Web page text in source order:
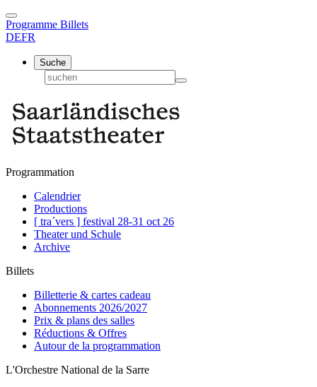
Programme Billets
DEFR
Suche
Programmation
Calendrier
Productions
[ tra´vers ] festival 28-31 oct 26
Theater und Schule
Archive
Billets
Billetterie & cartes cadeau
Abonnements 2026/2027
Prix & plans des salles
Réductions & Offres
Autour de la programmation
L'Orchestre National de la Sarre